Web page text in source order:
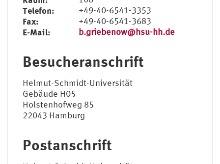
Telefon: +49-40-6541-3353
Fax: +49-40-6541-3683
E-Mail: b.griebenow@hsu-hh.de
Besucheranschrift
Helmut-Schmidt-Universität
Gebäude H05
Holstenhofweg 85
22043 Hamburg
Postanschrift